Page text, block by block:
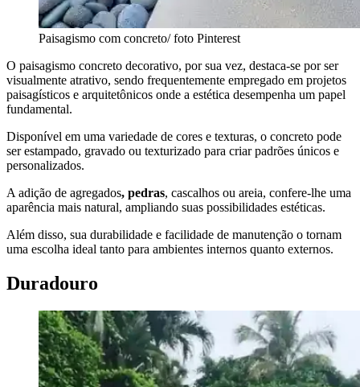
Paisagismo com concreto/ foto Pinterest
O paisagismo concreto decorativo, por sua vez, destaca-se por ser
visualmente atrativo, sendo frequentemente empregado em projetos
paisagísticos e arquitetônicos onde a estética desempenha um papel
fundamental.
Disponível em uma variedade de cores e texturas, o concreto pode
ser estampado, gravado ou texturizado para criar padrões únicos e
personalizados.
A adição de agregados, pedras, cascalhos ou areia, confere-lhe uma
aparência mais natural, ampliando suas possibilidades estéticas.
Além disso, sua durabilidade e facilidade de manutenção o tornam
uma escolha ideal tanto para ambientes internos quanto externos.
Duradouro